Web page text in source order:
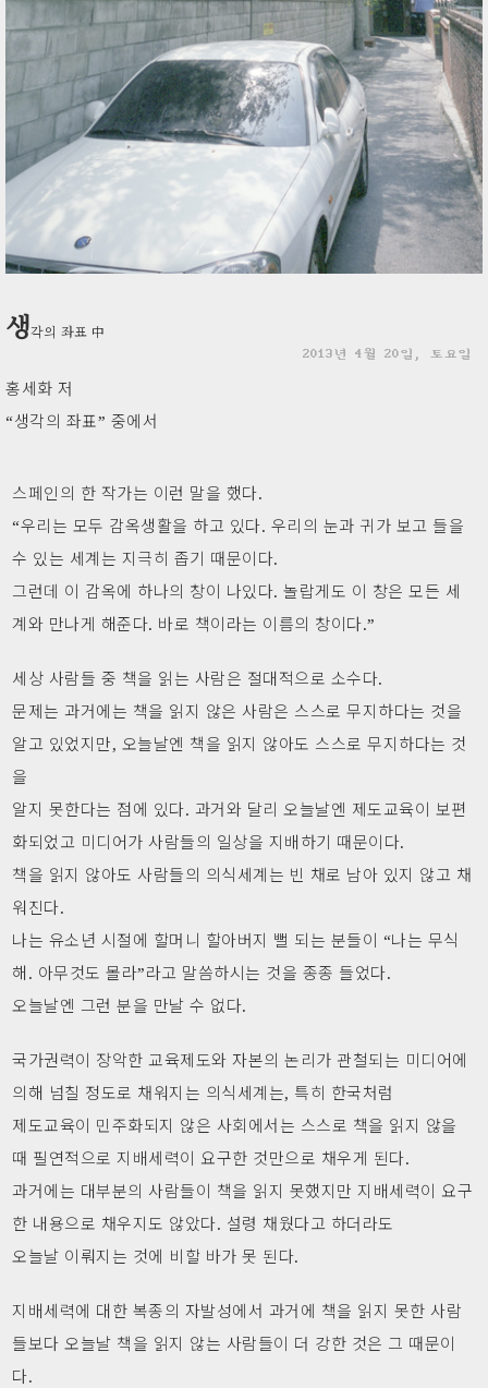
생각의 좌표 中
2013년 4월 20일, 토요일
홍세화 저
“생각의 좌표” 중에서
스페인의 한 작가는 이런 말을 했다.
“우리는 모두 감옥생활을 하고 있다. 우리의 눈과 귀가 보고 들을
수 있는 세계는 지극히 좁기 때문이다.
그런데 이 감옥에 하나의 창이 나있다. 놀랍게도 이 창은 모든 세
계와 만나게 해준다. 바로 책이라는 이름의 창이다.”
세상 사람들 중 책을 읽는 사람은 절대적으로 소수다.
문제는 과거에는 책을 읽지 않은 사람은 스스로 무지하다는 것을
알고 있었지만, 오늘날엔 책을 읽지 않아도 스스로 무지하다는 것
을
알지 못한다는 점에 있다. 과거와 달리 오늘날엔 제도교육이 보편
화되었고 미디어가 사람들의 일상을 지배하기 때문이다.
책을 읽지 않아도 사람들의 의식세계는 빈 채로 남아 있지 않고 채
워진다.
나는 유소년 시절에 할머니 할아버지 뻘 되는 분들이 “나는 무식
해. 아무것도 몰라”라고 말씀하시는 것을 종종 들었다.
오늘날엔 그런 분을 만날 수 없다.
국가권력이 장악한 교육제도와 자본의 논리가 관철되는 미디어에
의해 넘칠 정도로 채워지는 의식세계는, 특히 한국처럼
제도교육이 민주화되지 않은 사회에서는 스스로 책을 읽지 않을
때 필연적으로 지배세력이 요구한 것만으로 채우게 된다.
과거에는 대부분의 사람들이 책을 읽지 못했지만 지배세력이 요구
한 내용으로 채우지도 않았다. 설령 채웠다고 하더라도
오늘날 이뤄지는 것에 비할 바가 못 된다.
지배세력에 대한 복종의 자발성에서 과거에 책을 읽지 못한 사람
들보다 오늘날 책을 읽지 않는 사람들이 더 강한 것은 그 때문이
다.